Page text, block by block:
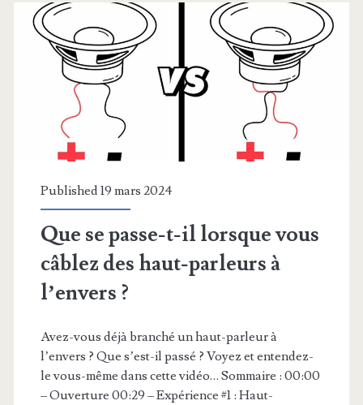
Published 19 mars 2024
Que se passe-t-il lorsque vous
câblez des haut-parleurs à
l’envers ?
Avez-vous déjà branché un haut-parleur à
l’envers ? Que s’est-il passé ? Voyez et entendez-
le vous-même dans cette vidéo… Sommaire : 00:00
– Ouverture 00:29 – Expérience #1 : Haut-